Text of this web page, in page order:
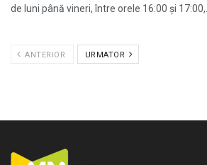
de luni până vineri, între orele 16:00 și 17:00,...
ANTERIOR URMATOR